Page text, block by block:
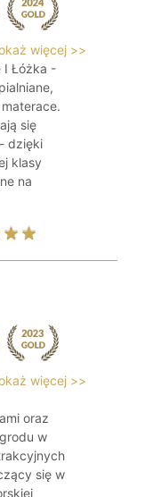
więcej >>
I Łóżka -
się
dzięki
klasy
na
więcej >>
oraz
w
się w